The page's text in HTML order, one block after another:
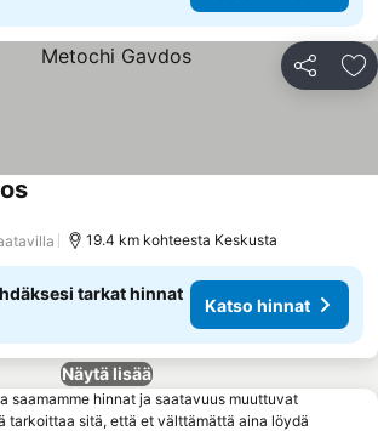
Jaa
19.4 km kohteesta Keskusta
tarkat hinnat
Katso hinnat
Näytä lisää
saamamme hinnat ja saatavuus muuttuvat
tarkoittaa sitä, että et välttämättä aina löydä